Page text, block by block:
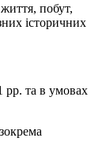
побут,
історичних
рр. та в умовах